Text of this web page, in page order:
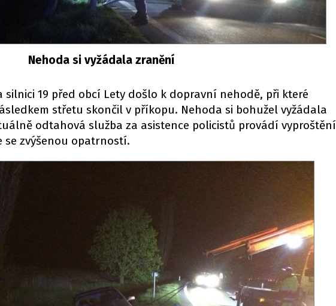
Nehoda si vyžádala zranění
silnici 19 před obcí Lety došlo k dopravní nehodě, při které
střetu skončil v příkopu. Nehoda si bohužel vyžádala
odtahová služba za asistence policistů provádí vyproštění
se zvýšenou opatrností.